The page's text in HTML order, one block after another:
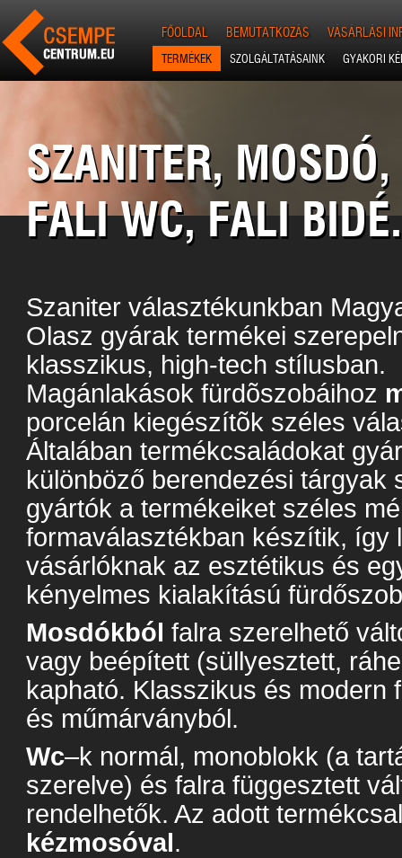
FŐOLDAL BEMUTATKOZÁS VÁSÁRLÁSI
TERMÉKEK SZOLGÁLTATÁSAINK GYAKORI
SZANITER,
FALI WC, FALI BIDÉ.
Szaniter választékunkban
Olasz gyárak termékei
klasszikus, high-tech stílusban.
Magánlakások fürdõszobáihoz
porcelán kiegészítõk széles
Általában termékcsaládokat
különböző berendezési tárgyak
gyártók a termékeiket széles
formaválasztékban készítik, így
vásárlóknak az esztétikus és
kényelmes kialakítású
Mosdókbólfalra szerelhető
vagy beépített (süllyesztett,
kapható. Klasszikus és modern
és műmárványból.
Wc–k normál, monoblokk (a
szerelve) és falra függesztett
rendelhetők. Az adott
kézmosóval.